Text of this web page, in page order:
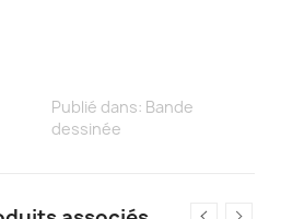
Publié dans: Bande
dessinée